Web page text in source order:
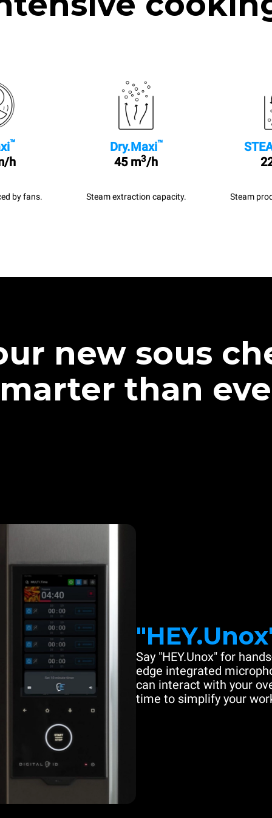
™
h
by fans.
Dry.Maxi™
45 m3/h
Steam extraction capacity. Steam
new sous
than
Say "HEY.Unox" for
edge integrated
can interact with your
time to simplify your